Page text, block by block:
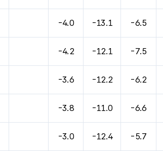
-4.0 -13.1 -6.5
-4.2 -12.1 -7.5
-3.6 -12.2 -6.2
-3.8 -11.0 -6.6
-3.0 -12.4 -5.7